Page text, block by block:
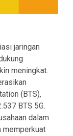
jaringan
meningkat.
(BTS),
BTS 5G.
dalam
memperkuat